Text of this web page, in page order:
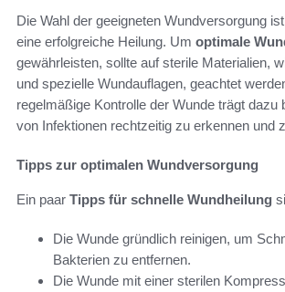
Die Wahl der geeigneten Wundversorgung
eine erfolgreiche Heilung. Um optimale
gewährleisten, sollte auf sterile Materialien,
und spezielle Wundauflagen, geachtet
regelmäßige Kontrolle der Wunde trägt dazu
von Infektionen rechtzeitig zu erkennen und
Tipps zur optimalen Wundversorgung
Ein paar Tipps für schnelle Wundheilung
Die Wunde gründlich reinigen, um
Bakterien zu entfernen.
Die Wunde mit einer sterilen